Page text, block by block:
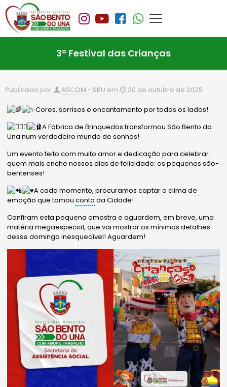
3º Festival das Crianças
Publicado por ASCOM - SBU em 20 de outubro de 2025
Cores, sorrisos e encantamento por todos os lados!
A Fábrica de Brinquedos transformou São Bento do
Una num verdadeiro mundo de sonhos!
Um evento feito com muito amor e dedicação para celebrar
quem mais enche nossos dias de felicidade: os pequenos são-
bentenses!
A cada momento, procuramos captar o clima de
emoção que tomouconta da Cidade!
Confiram esta pequena amostra e aguardem, em breve, uma
matéria megaespecial, que vai mostrar os mínimos detalhes
desse domingo inesquecível! Aguardem!